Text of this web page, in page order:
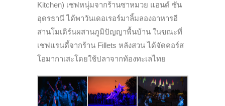
Kitchen) เชฟหนุ่มจากร้านซาหมวย แอนด์ ซัน
อุดรธานี ได้พาวันเดอเรอร์มาลิ้มลองอาหารอี
สานโมเดิร์นผสานภูมิปัญญาพื้นบ้าน ในขณะที่
เชฟแรนดี้จากร้าน Fillets หลังสวน ได้จัดคอร์ส
โอมากาเสะโดยใช้ปลาจากท้องทะเลไทย